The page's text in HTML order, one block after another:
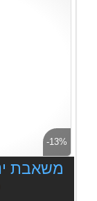
-13%